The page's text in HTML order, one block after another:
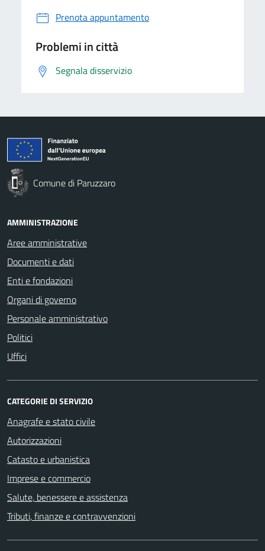
Prenota appuntamento
Problemi in città
Segnala disservizio
Comune di Paruzzaro
AMMINISTRAZIONE
Aree amministrative
Documenti e dati
Enti e fondazioni
Organi di governo
Personale amministrativo
Politici
Uffici
CATEGORIE DI SERVIZIO
Anagrafe e stato civile
Autorizzazioni
Catasto e urbanistica
Imprese e commercio
Salute, benessere e assistenza
Tributi, finanze e contravvenzioni